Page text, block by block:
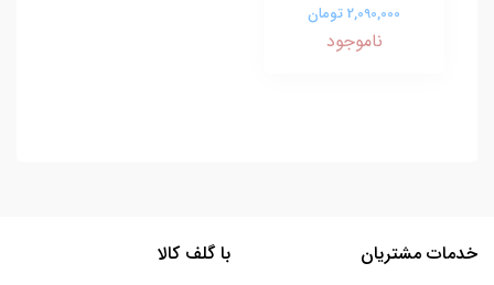
2,090,000 تومان
ناموجود
خدمات مشتریان با گلف کالا